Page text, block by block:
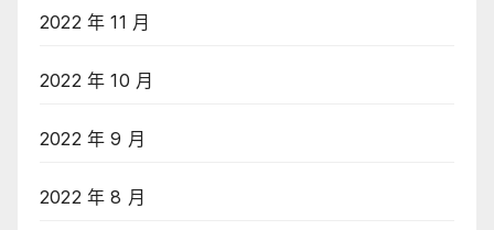
2022 年 11 月
2022 年 10 月
2022 年 9 月
2022 年 8 月